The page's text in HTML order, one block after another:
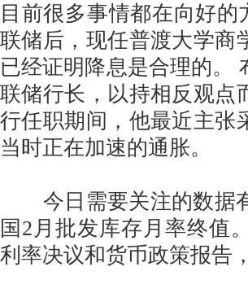
目前很多事情都在向好
联储后，现任普渡大学商
已经证明降息是合理的。
联储行长，以持相反观点
行任职期间，他最近主张
当时正在加速的通胀。
今日需要关注的数据有
国2月批发库存月率终值
利率决议和货币政策报告